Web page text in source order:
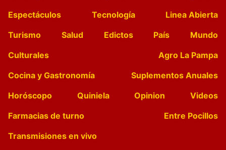
Espectáculos
Tecnología
Linea Abierta
Turismo
Salud Edictos País
Mundo
Culturales
Agro La Pampa
Cocina y Gastronomía
Suplementos Anuales
Horóscopo
Quiniela Opinion
Videos
Farmacias de turno
Entre Pocillos
Transmisiones en vivo